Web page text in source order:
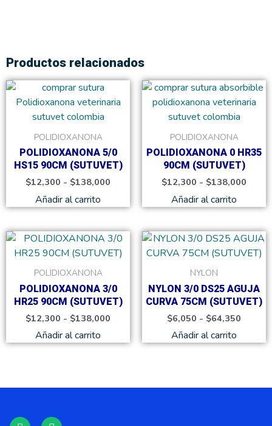
Productos relacionados
POLIDIOXANONA
POLIDIOXANONA 5/0
HS15 90CM (SUTUVET)
$12,300 - $138,000
Rango
de
precios:
$138,000
Añadir al carrito
Este
producto
tiene
variantes.
Las
opciones
se
pueden
en
la
página
de
producto
POLIDIOXANONA
POLIDIOXANONA 0 HR35
90CM (SUTUVET)
$12,300 - $138,000
de
Añadir al carrito
Este
tiene
Las
se
pueden
en
la
página
POLIDIOXANONA
POLIDIOXANONA 3/0
HR25 90CM (SUTUVET)
$12,300 - $138,000
Rango
de
precios:
hasta
$138,000
Añadir al carrito
Este
producto
múltiples
variantes.
opciones
se
NYLON
NYLON 3/0 DS25 AGUJA
CURVA 75CM (SUTUVET)
$6,050 - $64,350
Rango
de
hasta
Añadir al carrito
Este
se
F I